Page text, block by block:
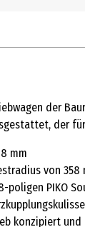
der
der
mm
von 358
PIKO
konzipiert und